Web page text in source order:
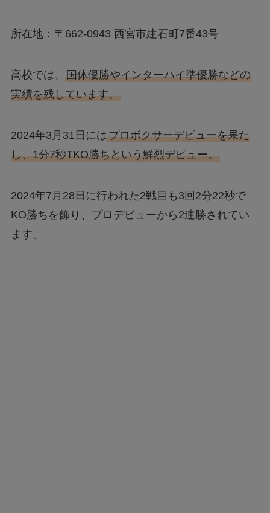
所在地：〒662-0943 西宮市建石町7番43号
高校では、 国体優勝やインターハイ準優勝などの
実績を残しています。
2024年3月31日にはプロボクサーデビューを果た
し、1分7秒TKO勝ちという鮮烈デビュー。
2024年7月28日に行われた2戦目も3回2分22秒で
KO勝ちを飾り、プロデビューから2連勝されてい
ます。